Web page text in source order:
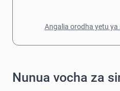
Angalia orodha yetu
Nunua vocha za